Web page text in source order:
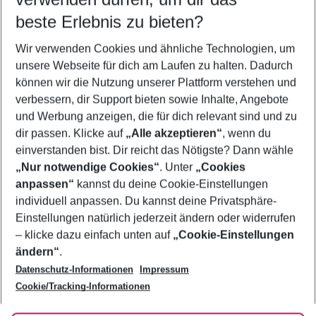
5-8 Nächte
2 Erwachsene Keine Kinder
Mehr Filter anzeigen
Footer
Footer navigation
Über uns
AGB
Bestpreisgarantie
Cookie-Einstellungen ändern
Cookie-Richtlinie
Agenturbetreuung
Barrierefreies Reisen
Folge uns
beste Erlebnis zu bieten?
Wir verwenden Cookies und ähnliche Technologien, um
unsere Webseite für dich am Laufen zu halten. Dadurch
können wir die Nutzung unserer Plattform verstehen und
verbessern, dir Support bieten sowie Inhalte, Angebote
und Werbung anzeigen, die für dich relevant sind und zu
dir passen. Klicke auf „Alle akzeptieren“, wenn du
einverstanden bist. Dir reicht das Nötigste? Dann wähle
„Nur notwendige Cookies“. Unter „Cookies
anpassen“ kannst du deine Cookie-Einstellungen
individuell anpassen. Du kannst deine Privatsphäre-
Einstellungen natürlich jederzeit ändern oder widerrufen
– klicke dazu einfach unten auf „Cookie-Einstellungen
ändern“.
Datenschutz-Informationen
Impressum
Cookie/Tracking-Informationen